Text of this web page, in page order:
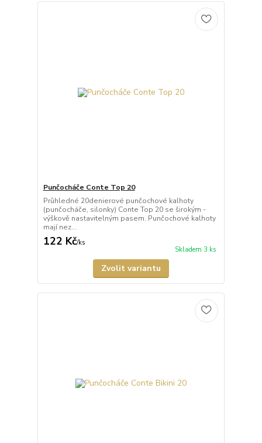
Punčocháče Conte Top 20
Průhledné 20denierové punčochové kalhoty
(punčocháče, silonky) Conte Top 20 se širokým -
výškově nastavitelným pasem. Punčochové kalhoty
mají nez...
122 Kč/ks
Skladem 3 ks
Zvolit variantu